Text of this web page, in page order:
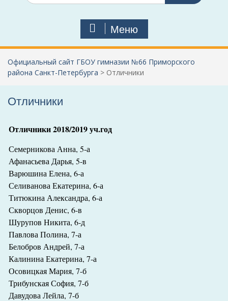
Меню
Официальный сайт ГБОУ гимназии №66 Приморского
района Санкт-Петербурга > Отличники
Отличники
Отличники 2018/2019 уч.год
Семерникова Анна, 5-а
Афанасьева Дарья, 5-в
Варюшина Елена, 6-а
Селиванова Екатерина, 6-а
Титюкина Александра, 6-а
Скворцов Денис, 6-в
Шурупов Никита, 6-д
Павлова Полина, 7-а
Белобров Андрей, 7-а
Калинина Екатерина, 7-а
Осовицкая Мария, 7-б
Трибунская София, 7-б
Давудова Лейла, 7-б